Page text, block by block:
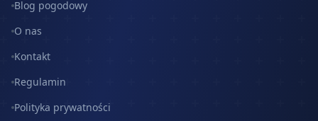
Blog pogodowy
O nas
Kontakt
Regulamin
Polityka prywatności